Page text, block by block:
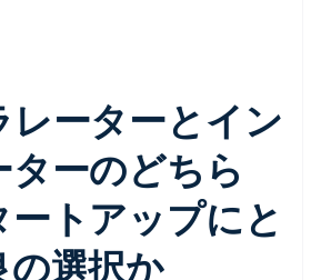
レーターとイン
ターのどちら
トアップにと
の選択か